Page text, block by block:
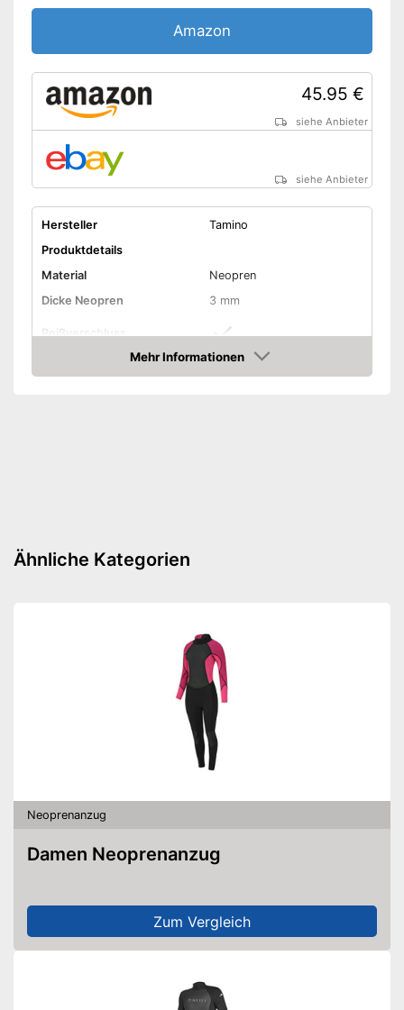
Amazon
45.95 €
siehe Anbieter
siehe Anbieter
Hersteller
Tamino
Produktdetails
Material
Neopren
Dicke Neopren
3 mm
Reißverschluss
Mehr Informationen
Amazon
Ähnliche Kategorien
Neoprenanzug
Damen Neoprenanzug
Zum Vergleich